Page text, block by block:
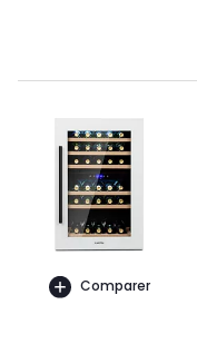
Comparer